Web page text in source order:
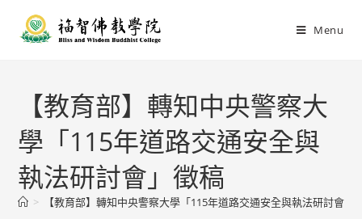
Menu
【教育部】轉知中央警察大
學「115年道路交通安全與
執法研討會」徵稿
> 【教育部】轉知中央警察大學「115年道路交通安全與執法研討會」